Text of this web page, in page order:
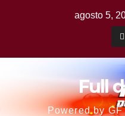
agosto 5,
Full
Powered by